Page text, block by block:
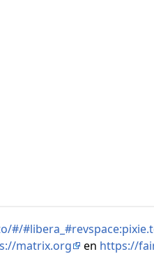
#/
matrix.org en https://